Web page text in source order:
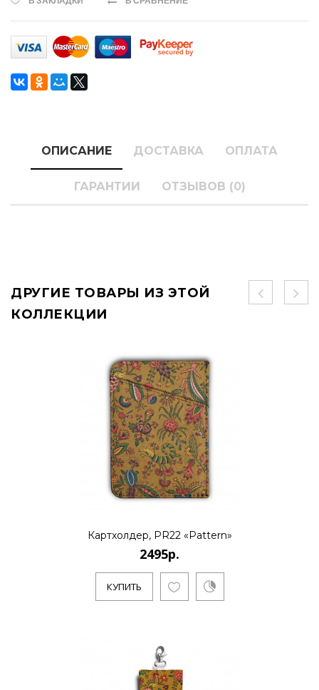
ОПИСАНИЕ ДОСТАВКА ОПЛАТА
ГАРАНТИИ ОТЗЫВОВ (0)
ДРУГИЕ ТОВАРЫ ИЗ ЭТОЙ
КОЛЛЕКЦИИ
Картхолдер, PR22 «Pattern»
2495р.
КУПИТЬ